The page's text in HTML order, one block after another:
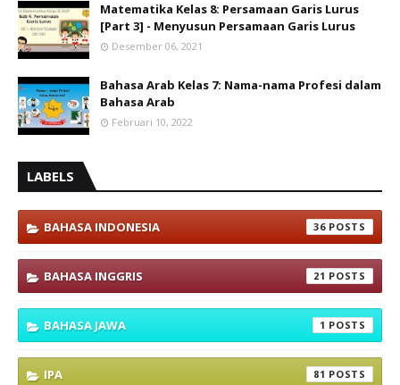
Matematika Kelas 8: Persamaan Garis Lurus
[Part 3] - Menyusun Persamaan Garis Lurus
Desember 06, 2021
Bahasa Arab Kelas 7: Nama-nama Profesi dalam
Bahasa Arab
Februari 10, 2022
LABELS
BAHASA INDONESIA 36
BAHASA INGGRIS 21
BAHASA JAWA 1
IPA 81